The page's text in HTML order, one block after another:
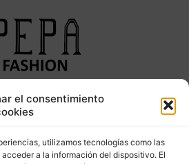
el consentimiento
utilizamos tecnologías como las
a la información del dispositivo. El
nuestras redes sociales